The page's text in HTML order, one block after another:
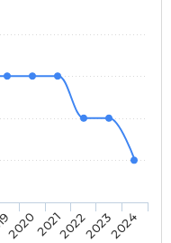
20202021202220232024